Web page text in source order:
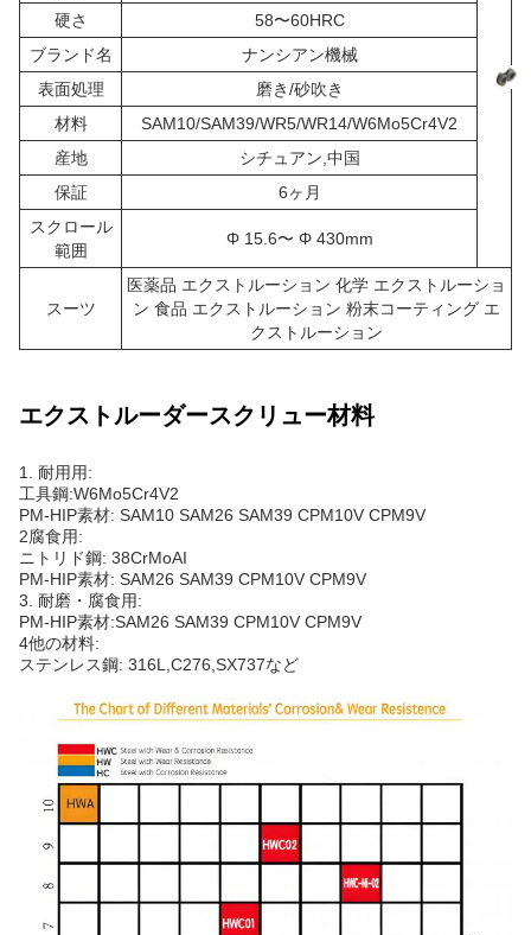
硬さ
58〜60HRC
ブランド名
ナンシアン機械
表面処理
磨き/砂吹き
材料
SAM10/SAM39/WR5/WR14/W6Mo5Cr4V2
産地
シチュアン,中国
保証
6ヶ月
スクロール
範囲
Φ 15.6〜 Φ 430mm
スーツ
医薬品 エクストルーション 化学 エクストルーショ
ン 食品 エクストルーション 粉末コーティング エ
クストルーション
エクストルーダースクリュー材料
1. 耐用用:
工具鋼:W6Mo5Cr4V2
PM-HIP素材: SAM10 SAM26 SAM39 CPM10V CPM9V
2腐食用:
ニトリド鋼: 38CrMoAI
PM-HIP素材: SAM26 SAM39 CPM10V CPM9V
3. 耐磨・腐食用:
PM-HIP素材:SAM26 SAM39 CPM10V CPM9V
4他の材料:
ステンレス鋼: 316L,C276,SX737など